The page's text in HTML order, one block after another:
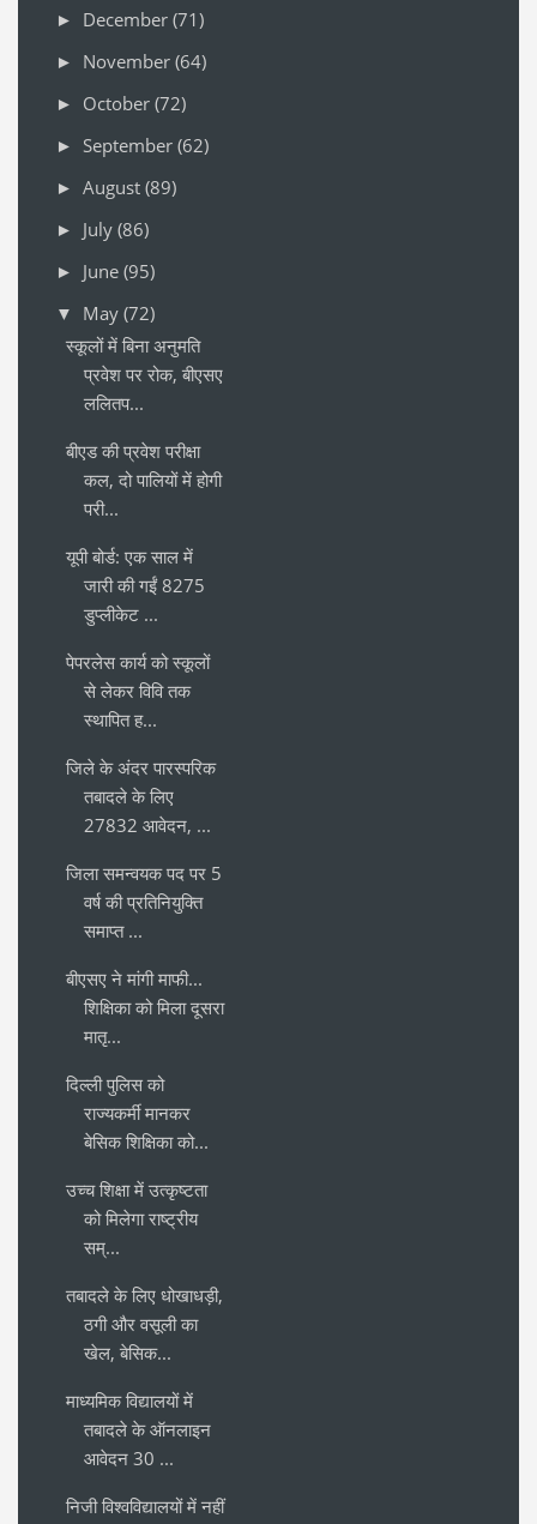
► December (71)
► November (64)
► October (72)
► September (62)
► August (89)
► July (86)
► June (95)
▼ May (72)
स्कूलों में बिना अनुमति
प्रवेश पर रोक, बीएसए
ललितप...
बीएड की प्रवेश परीक्षा
कल, दो पालियों में होगी
परी...
यूपी बोर्ड: एक साल में
जारी की गईं 8275
डुप्लीकेट ...
पेपरलेस कार्य को स्कूलों
से लेकर विवि तक
स्थापित ह...
जिले के अंदर पारस्परिक
तबादले के लिए
27832 आवेदन, ...
जिला समन्वयक पद पर 5
वर्ष की प्रतिनियुक्ति
समाप्त ...
बीएसए ने मांगी माफी...
शिक्षिका को मिला दूसरा
मातृ...
दिल्ली पुलिस को
राज्यकर्मी मानकर
बेसिक शिक्षिका को...
उच्च शिक्षा में उत्कृष्टता
को मिलेगा राष्ट्रीय
सम्...
तबादले के लिए धोखाधड़ी,
ठगी और वसूली का
खेल, बेसिक...
माध्यमिक विद्यालयों में
तबादले के ऑनलाइन
आवेदन 30 ...
निजी विश्वविद्यालयों में नहीं